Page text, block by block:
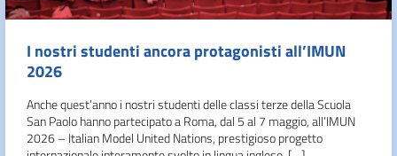
I nostri studenti ancora protagonisti all’IMUN
2026
Anche quest’anno i nostri studenti delle classi terze della Scuola
San Paolo hanno partecipato a Roma, dal 5 al 7 maggio, all’IMUN
2026 – Italian Model United Nations, prestigioso progetto